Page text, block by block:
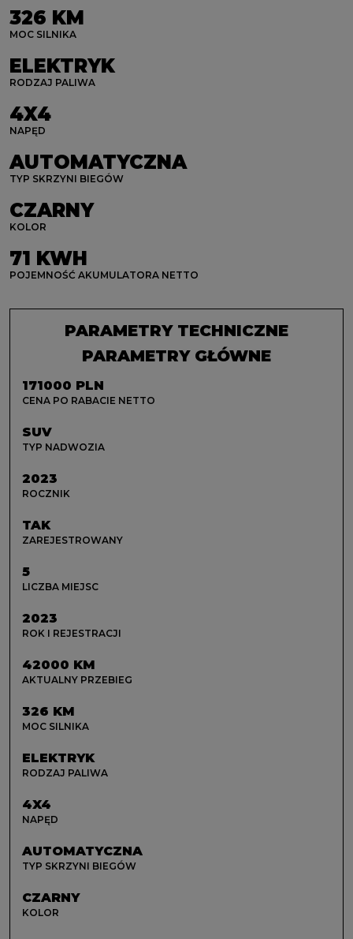
326 KM
MOC SILNIKA
ELEKTRYK
RODZAJ PALIWA
4X4
NAPĘD
AUTOMATYCZNA
TYP SKRZYNI BIEGÓW
CZARNY
KOLOR
71 KWH
POJEMNOŚĆ AKUMULATORA NETTO
PARAMETRY TECHNICZNE
PARAMETRY GŁÓWNE
171000 PLN
CENA PO RABACIE NETTO
SUV
TYP NADWOZIA
2023
ROCZNIK
TAK
ZAREJESTROWANY
5
LICZBA MIEJSC
2023
ROK I REJESTRACJI
42000 KM
AKTUALNY PRZEBIEG
326 KM
MOC SILNIKA
ELEKTRYK
RODZAJ PALIWA
4X4
NAPĘD
AUTOMATYCZNA
TYP SKRZYNI BIEGÓW
CZARNY
KOLOR